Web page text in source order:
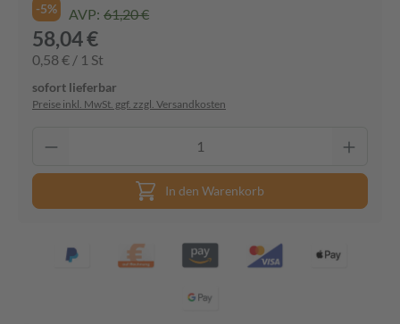
-5% AVP: 61,20 €
58,04 €
0,58 € / 1 St
sofort lieferbar
Preise inkl. MwSt. ggf. zzgl. Versandkosten
In den Warenkorb